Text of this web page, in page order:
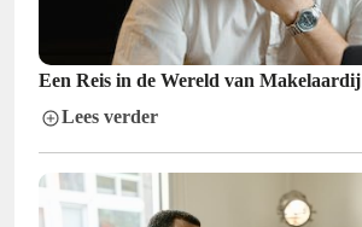
Een Reis in de Wereld van Makelaardij
Lees verder